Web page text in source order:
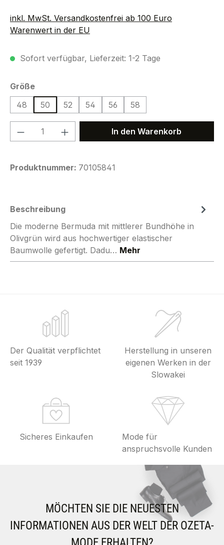
inkl. MwSt. Versandkostenfrei ab 100 Euro
Warenwert in der EU
Sofort verfügbar, Lieferzeit: 1-2 Tage
Größeauswählen
48
50 52 54 56 58
Produkt Anzahl: Gib denIn den Warenkorb
Produktnummer: 70105841
Beschreibung
Die moderne Bermuda mit mittlerer Bundhöhe in
Olivgrün wird aus hochwertiger elastischer
Baumwolle gefertigt. Dadu… Mehr
Der Qualität verpflichtet
seit 1939
Herstellung in unseren
eigenen Werken in der
Slowakei
Sicheres Einkaufen
Mode für
anspruchsvolle Kunden
MÖCHTEN SIE DIE NEUESTEN
INFORMATIONEN AUS DER WELT DER OZETA-